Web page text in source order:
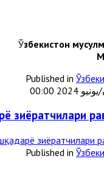
Ўзбекистон
Published in
зиёратчилари
Published in